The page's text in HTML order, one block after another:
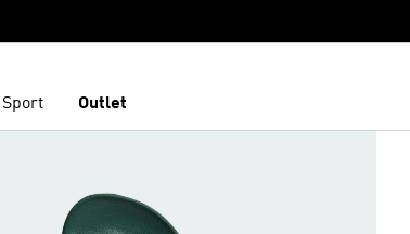
Sport Outlet